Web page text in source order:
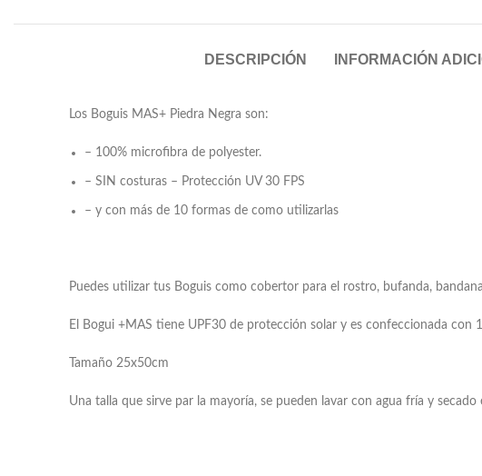
DESCRIPCIÓN INFORMACIÓN
Los Boguis MAS+ Piedra Negra son:
– 100% microfibra de polyester.
– SIN costuras – Protección UV 30 FPS
– y con más de 10 formas de como utilizarlas
Puedes utilizar tus Boguis como cobertor para el rostro, bufanda,
El Bogui +MAS tiene UPF30 de protección solar y es confeccionada
Tamaño 25x50cm
Una talla que sirve par la mayoría, se pueden lavar con agua fría y